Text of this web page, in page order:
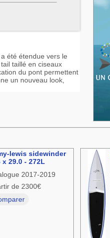
été étendue vers le
taillé en ciseaux
du pont permettent
un nouveau look,
lewis sidewinder
x 29.0 - 272L
2017-2019
de 2300€